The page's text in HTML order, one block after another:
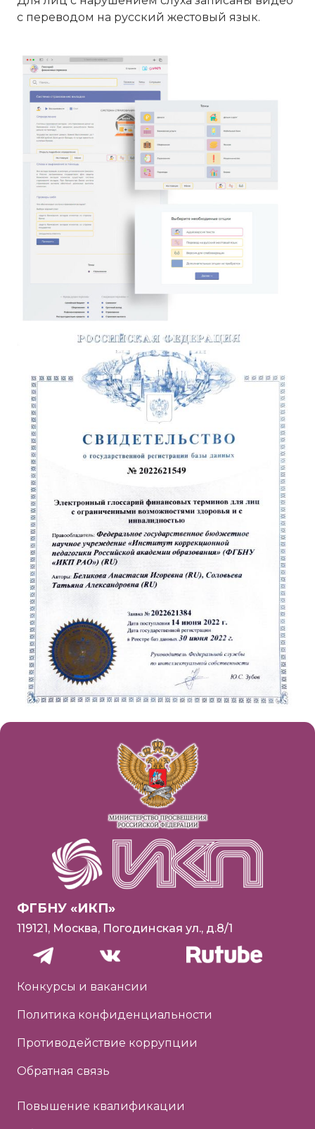
с переводом на русский жестовый язык.
ФГБНУ «ИКП»
119121, Москва, Погодинская ул., д.8/1
Конкурсы и вакансии
Политика конфиденциальности
Противодействие коррупции
Обратная связь
Повышение квалификации